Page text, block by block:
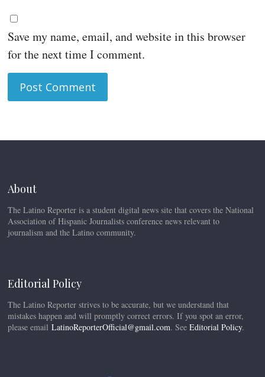
Save my name, email, and website in this browser
for the next time I comment.
About
The Latino Reporter is a student digital news site that covers the National
Association of Hispanic Journalists conference news relevant to
journalism and the Latino community.
Editorial Policy
The Latino Reporter strives to be accurate, but we understand that
mistakes happen and will promptly correct errors. If you spot an error,
please emailLatinoReporterOfficial@gmail.com. SeeEditorial Policy.